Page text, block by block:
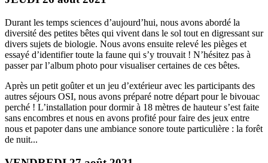
Durant les temps sciences d’aujourd’hui, nous avons abordé la
diversité des petites bêtes qui vivent dans le sol tout en digressant sur
divers sujets de biologie. Nous avons ensuite relevé les pièges et
essayé d’identifier toute la faune qui s’y trouvait ! N’hésitez pas à
passer par l’album photo pour visualiser certaines de ces bêtes.
Après un petit goûter et un jeu d’extérieur avec les participants des
autres séjours OSI, nous avons préparé notre départ pour le bivouac
perché ! L’installation pour dormir à 18 mètres de hauteur s’est faite
sans encombres et nous en avons profité pour faire des jeux entre
nous et papoter dans une ambiance sonore toute particulière : la forêt
de nuit...